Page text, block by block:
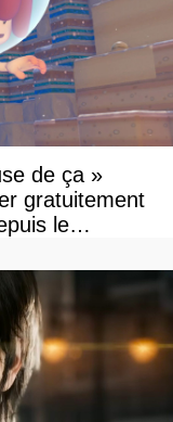
de ça »
gratuitement
le